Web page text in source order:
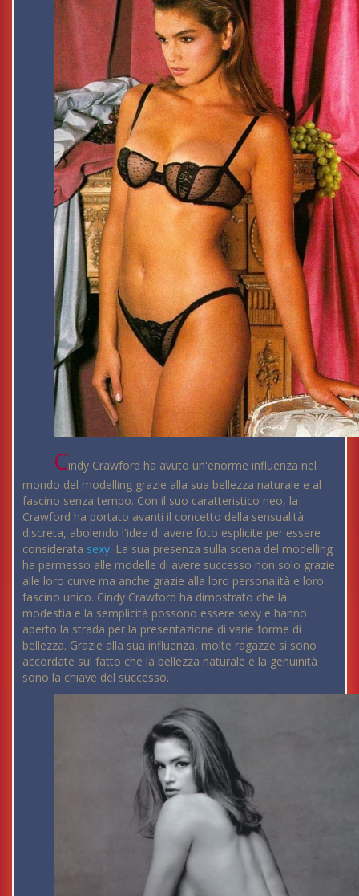
Cindy Crawford ha avuto un'enorme influenza nel
mondo del modelling grazie alla sua bellezza naturale e al
fascino senza tempo. Con il suo caratteristico neo, la
Crawford ha portato avanti il concetto della sensualità
discreta, abolendo l'idea di avere foto esplicite per essere
considerata sexy. La sua presenza sulla scena del modelling
ha permesso alle modelle di avere successo non solo grazie
alle loro curve ma anche grazie alla loro personalità e loro
fascino unico. Cindy Crawford ha dimostrato che la
modestia e la semplicità possono essere sexy e hanno
aperto la strada per la presentazione di varie forme di
bellezza. Grazie alla sua influenza, molte ragazze si sono
accordate sul fatto che la bellezza naturale e la genuinità
sono la chiave del successo.